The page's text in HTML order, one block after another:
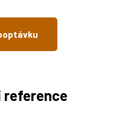
reference